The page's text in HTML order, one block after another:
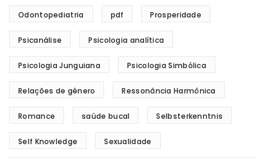
Odontopediatria pdf Prosperidade
Psicanálise Psicologia analítica
Psicologia Junguiana Psicologia Simbólica
Relações de gênero Ressonância Harmônica
Romance saúde bucal Selbsterkenntnis
Self Knowledge Sexualidade